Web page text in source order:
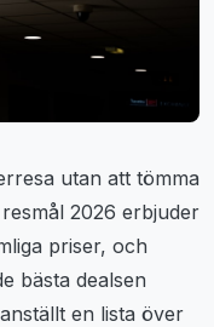
utan att tömma
2026 erbjuder
priser, och
bästa dealsen
en lista över